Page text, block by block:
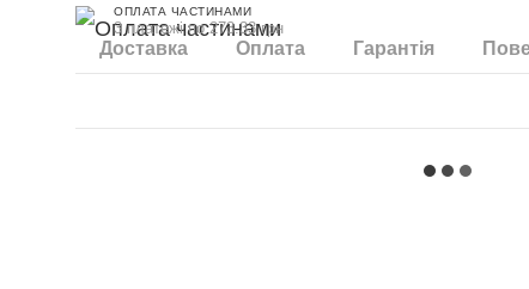
ОПЛАТА ЧАСТИНАМИ
3 платежі по 273.33 грн
Доставка Оплата Гарантія